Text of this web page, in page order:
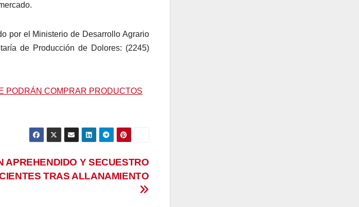
por el Ministerio de Desarrollo Agrario
de Producción de Dolores: (2245)
PODRÁN COMPRAR PRODUCTOS
APREHENDIDO Y SECUESTRO
TRAS ALLANAMIENTO